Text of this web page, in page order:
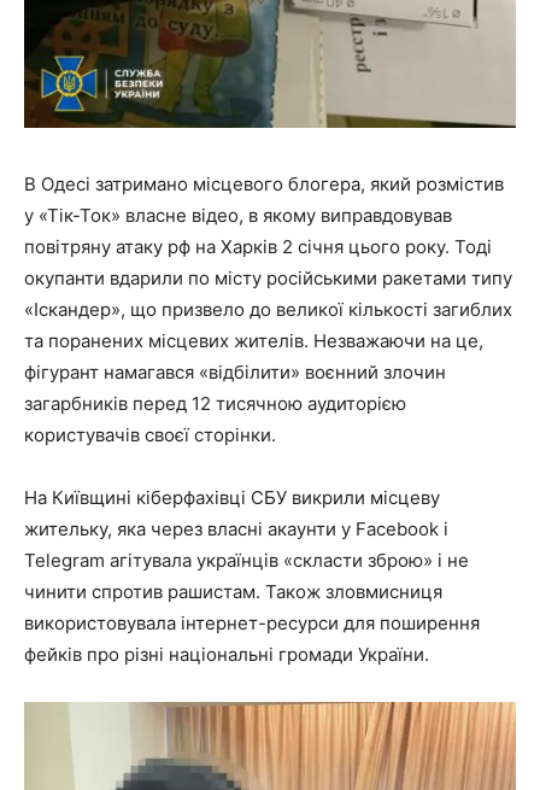
В Одесі затримано місцевого блогера, який розмістив
у «Тік-Ток» власне відео, в якому виправдовував
повітряну атаку рф на Харків 2 січня цього року. Тоді
окупанти вдарили по місту російськими ракетами типу
«Іскандер», що призвело до великої кількості загиблих
та поранених місцевих жителів. Незважаючи на це,
фігурант намагався «відбілити» воєнний злочин
загарбників перед 12 тисячною аудиторією
користувачів своєї сторінки.
На Київщині кіберфахівці СБУ викрили місцеву
жительку, яка через власні акаунти у Facebook і
Telegram агітувала українців «скласти зброю» і не
чинити спротив рашистам. Також зловмисниця
використовувала інтернет-ресурси для поширення
фейків про різні національні громади України.